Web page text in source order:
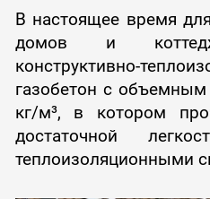
В настоящее время
домов и
конструктивно-
газобетон с
кг/м³, в котором
достаточной
теплоизоляционными